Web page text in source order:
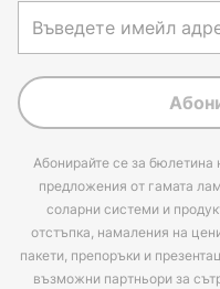
Абонирайте се за бюлетина
предложения от гамата
соларни системи и
отстъпка, намаления на
пакети, препоръки и
възможни партньори за